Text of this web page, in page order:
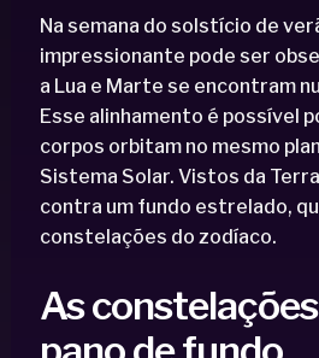
Na semana do solstício de
impressionante pode ser
a Lua e Marte se encontram
Esse alinhamento é possível
corpos orbitam no mesmo
Sistema Solar. Vistos da
contra um fundo estrelado,
constelações do zodíaco.
As